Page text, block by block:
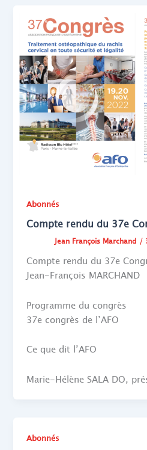
Abonnés
Compte rendu du 37e
Jean François Marchand /
Compte rendu du 37e
Jean-François MARCHAND
Programme du congrès
37e congrès de l’AFO
Ce que dit l’AFO
Marie-Hélène SALA DO,
Abonnés